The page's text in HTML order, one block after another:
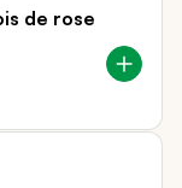
de rose